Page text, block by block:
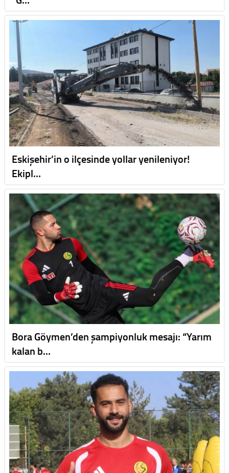
Eskişehir’in o ilçesinde yollar yenileniyor!
Ekipl…
Bora Göymen’den şampiyonluk mesajı: “Yarım
kalan b…